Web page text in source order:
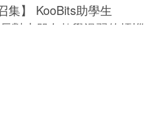
集】 KooBits助學生
對小朋友數學溫習的煩惱